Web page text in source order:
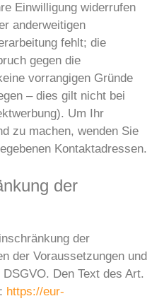
Einwilligung widerrufen
anderweitigen
fehlt; die
gegen die
vorrangigen Gründe
– dies gilt nicht bei
Um Ihr
zu machen, wenden Sie
Kontaktadressen.
der
der
der Voraussetzungen und
Den Text des Art.
https://eur-